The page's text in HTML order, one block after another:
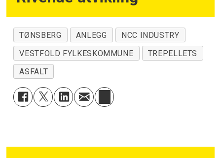
TØNSBERG ANLEGG
NCC INDUSTRY
VESTFOLD FYLKESKOMMUNE
TREPELLETS
ASFALT